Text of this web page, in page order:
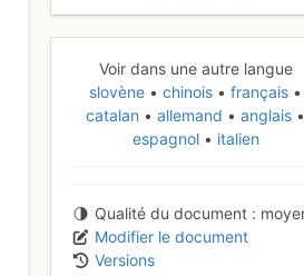
Voir dans une autre langue
slovène
chinois
français
catalan
allemand
anglais
espagnol
italien
Qualité du document
Modifier le document
Versions